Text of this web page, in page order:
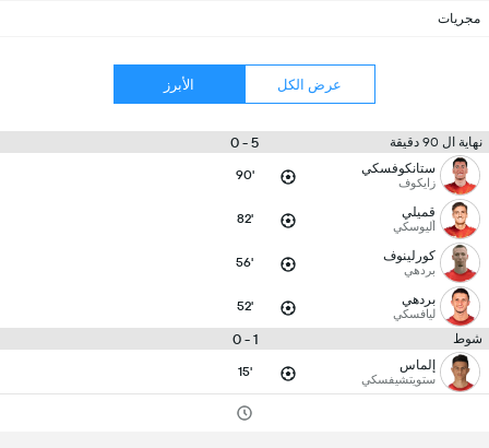
مجريات
عرض الكل الأبرز
نهاية ال 90 دقيقة 5 - 0
ستانكوفسكي
زايكوف 90'
قميلي
أليوسكي 82'
كورلينوف
بردهي 56'
بردهي
ليافسكي 52'
شوط 1 - 0
إلماس
ستويتشيفسكي 15'